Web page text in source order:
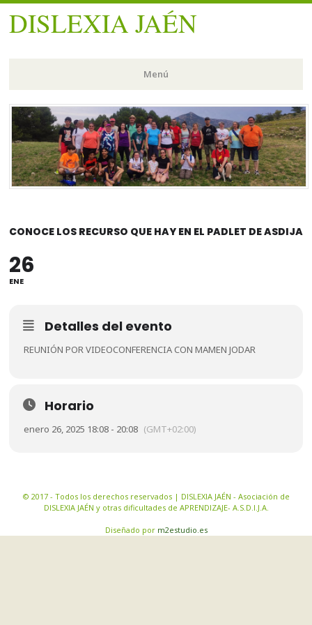
DISLEXIA JAÉN
Menú
Saltar
al
contenido.
CONOCE LOS RECURSO QUE HAY EN EL PADLET DE ASDIJA
26
ENE
Detalles del evento
REUNIÓN POR VIDEOCONFERENCIA CON MAMEN JODAR
Horario
enero 26, 2025 18:08 - 20:08 (GMT+02:00)
© 2017 - Todos los derechos reservados | DISLEXIA JAÉN - Asociación de
DISLEXIA JAÉN y otras dificultades de APRENDIZAJE- A.S.D.I.J.A.
Diseñado por m2estudio.es